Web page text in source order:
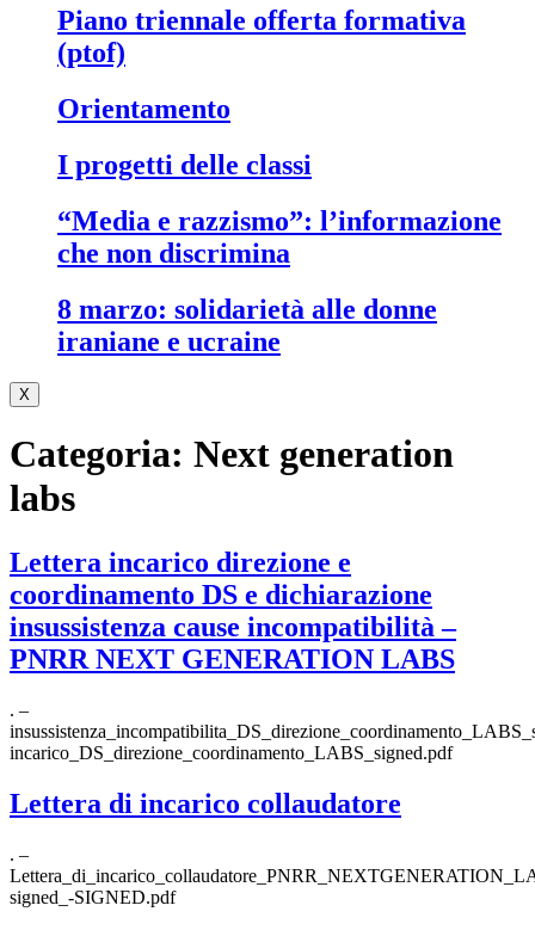
piano triennale offerta formativa
(ptof)
orientamento
i progetti delle classi
“media e razzismo”: l’informazione
che non discrimina
8 marzo: solidarietà alle donne
iraniane e ucraine
X
Categoria: Next generation
labs
Lettera incarico direzione e
coordinamento DS e dichiarazione
insussistenza cause incompatibilità –
PNRR NEXT GENERATION LABS
. –
incarico_DS_direzione_coordinamento_LABS_signed.pdf
Lettera di incarico collaudatore
. –
signed_-SIGNED.pdf